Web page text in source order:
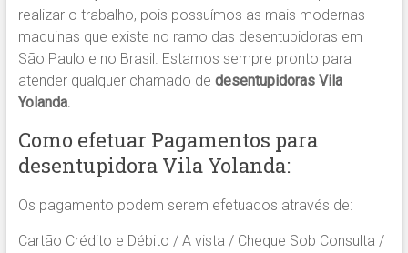
realizar o trabalho, pois possuímos as mais modernas
maquinas que existe no ramo das desentupidoras em
São Paulo e no Brasil. Estamos sempre pronto para
atender qualquer chamado de desentupidoras Vila
Yolanda.
Como efetuar Pagamentos para
desentupidora Vila Yolanda:
Os pagamento podem serem efetuados através de:
Cartão Crédito e Débito / A vista / Cheque Sob Consulta /